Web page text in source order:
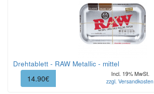
Drehtablett - RAW Metallic - mittel
14.90€
Incl. 19% MwSt.
zzgl. Versandkosten